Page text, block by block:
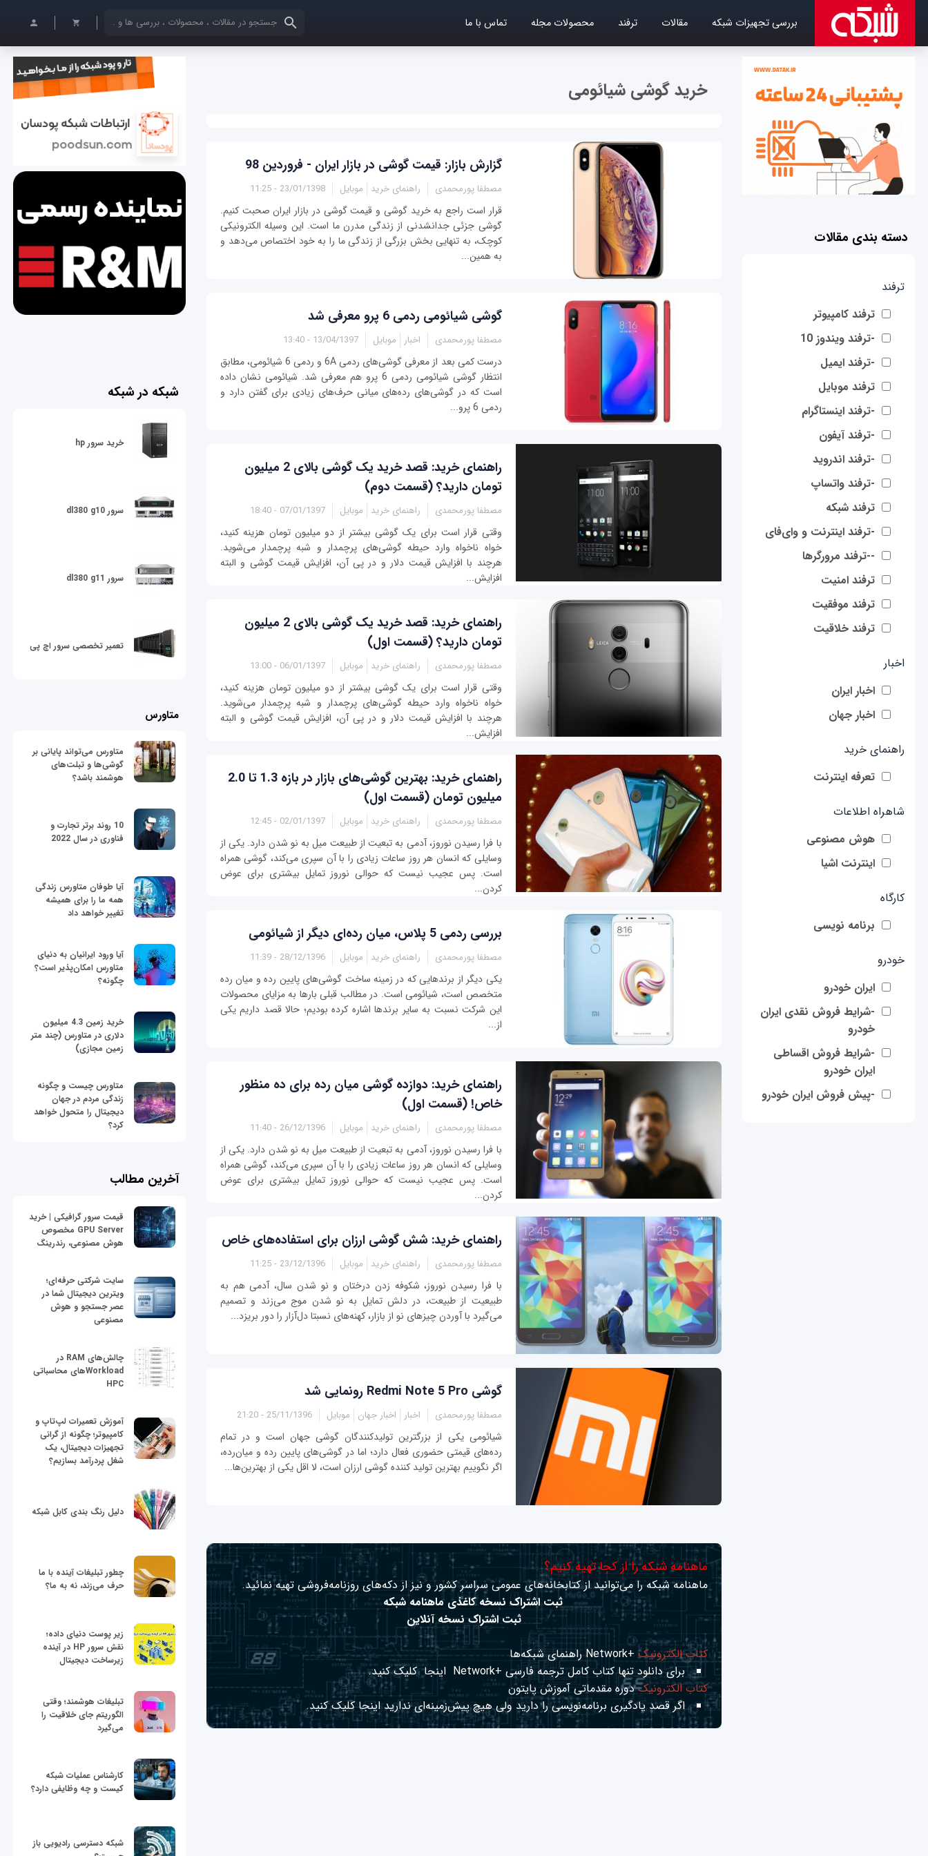
بررسی تجهیزات شبکه مقالات ترفند محصولات مجله تماس با ما کلمات کلیدی خود را وارد کنید
دسته بندی مقالات
ترفند
ترفند کامپیوتر
-ترفند ویندوز 10
-ترفند ایمیل
ترفند موبایل
-ترفند اینستاگرام
-ترفند آیفون
-ترفند اندروید
-ترفند واتساپ
ترفند شبکه
-ترفند اینترنت و وای‌فای
--ترفند مرورگرها
ترفند امنیت
ترفند موفقیت
ترفند خلاقیت
اخبار
اخبار ایران
اخبار جهان
راهنمای خرید
تعرفه اینترنت
شاهراه اطلاعات
هوش مصنوعی
اینترنت اشیا
کارگاه
برنامه نویسی
خودرو
ایران خودرو
-شرایط فروش نقدی ایران
خودرو
-شرایط فروش اقساطی
ایران خودرو
-پیش فروش ایران خودرو
خرید گوشی شیائومی
گزارش بازار: قیمت گوشی در بازار ایران - فروردین 98
مصطفا پورمحمدی راهنمای خرید موبایل 23/01/1398 - 11:25
قرار است راجع به خرید گوشی و قیمت گوشی در بازار ایران صحبت کنیم.
گوشی جزئی جدانشدنی از زندگی مدرن ما است. این وسیله الکترونیکی
کوچک، به تنهایی بخش بزرگی از زندگی ما را به خود اختصاص می‌دهد و
به همین...
گوشی شیائومی ردمی 6 پرو معرفی شد
مصطفا پورمحمدی اخبار موبایل 13/04/1397 - 13:40
درست کمی بعد از معرفی گوشی‌های ردمی 6A و ردمی 6 شیائومی، مطابق
انتظار گوشی شیائومی ردمی 6 پرو هم معرفی شد. شیائومی نشان داده
است که در گوشی‌های رده‌های میانی حرف‌های زیادی برای گفتن دارد و
ردمی 6 پرو...
راهنمای خرید: قصد خرید یک گوشی بالای 2 میلیون
تومان دارید؟ (قسمت دوم)
مصطفا پورمحمدی راهنمای خرید موبایل 07/01/1397 - 18:40
وقتی قرار است برای یک گوشی بیشتر از دو میلیون تومان هزینه کنید،
خواه ناخواه وارد حیطه گوشی‌های پرچمدار و شبه پرچمدار می‌شوید.
هرچند با افزایش قیمت دلار و در پی آن، افزایش قیمت گوشی و البته
افزایش...
راهنمای خرید: قصد خرید یک گوشی بالای 2 میلیون
تومان دارید؟ (قسمت اول)
مصطفا پورمحمدی راهنمای خرید موبایل 06/01/1397 - 13:00
وقتی قرار است برای یک گوشی بیشتر از دو میلیون تومان هزینه کنید،
خواه ناخواه وارد حیطه گوشی‌های پرچمدار و شبه پرچمدار می‌شوید.
هرچند با افزایش قیمت دلار و در پی آن، افزایش قیمت گوشی و البته
افزایش...
راهنمای خرید: بهترین گوشی‌های بازار در بازه 1.3 تا 2.0
میلیون تومان (قسمت اول)
مصطفا پورمحمدی راهنمای خرید موبایل 02/01/1397 - 12:45
با فرا رسیدن نوروز، آدمی به تبعیت از طبیعت میل به نو شدن دارد. یکی از
وسایلی که انسان هر روز ساعات زیادی را با آن سپری می‌کند، گوشی همراه
است. پس عجیب نیست که حوالی نوروز تمایل بیشتری برای عوض
کردن...
بررسی ردمی 5 پلاس، میان رده‌ای دیگر از شیائومی
مصطفا پورمحمدی راهنمای خرید موبایل 28/12/1396 - 11:39
یکی دیگر از برندهایی که در زمینه ساخت گوشی‌های پایین رده و میان رده
متخصص است، شیائومی است. در مطالب قبلی بارها به مزایای محصولات
این شرکت نسبت به سایر برندها اشاره کرده بودیم؛ حالا قصد داریم یکی
از...
راهنمای خرید: دوازده گوشی میان رده‌ برای ده منظور
خاص! (قسمت اول)
مصطفا پورمحمدی راهنمای خرید موبایل 26/12/1396 - 11:40
با فرا رسیدن نوروز، آدمی به تبعیت از طبیعت میل به نو شدن دارد. یکی از
وسایلی که انسان هر روز ساعات زیادی را با آن سپری می‌کند، گوشی همراه
است. پس عجیب نیست که حوالی نوروز تمایل بیشتری برای عوض
کردن...
راهنمای خرید: شش گوشی ارزان برای استفاده‌های خاص
مصطفا پورمحمدی راهنمای خرید موبایل 23/12/1396 - 11:25
با فرا رسیدن نوروز، شکوفه زدن درختان و نو شدن سال، آدمی هم به
طبیعیت از طبیعت، در دلش تمایل به نو شدن موج می‌زند و تصمیم
می‌گیرد با آوردن چیزهای نو از بازار، کهنه‌های نسبتا دل‌آزار را دور بریزد...
گوشی Redmi Note 5 Pro رونمایی شد
مصطفا پورمحمدی اخبار اخبار جهان موبایل 25/11/1396 - 21:20
شیائومی یکی از بزرگترین تولیدکنندگان گوشی جهان است و در تمام
رده‌های قیمتی حضوری فعال دارد؛ اما در گوشی‌های پایین رده و میان‌رده،
اگر نگوییم بهترین تولید کننده گوشی ارزان است، لا اقل یکی از بهترین‌ها...
ماهنامه شبکه را از کجا تهیه کنیم؟
ماهنامه شبکه را می‌توانید از کتابخانه‌های عمومی سراسر کشور و نیز از دکه‌های روزنامه‌فروشی تهیه نمائید.
ثبت اشتراک نسخه کاغذی ماهنامه شبکه
ثبت اشتراک نسخه آنلاین
کتاب الکترونیک +Network راهنمای شبکه‌ها
برای دانلود تنها کتاب کامل ترجمه فارسی +Network
اینجا کلیک کنید.
کتاب الکترونیکدوره مقدماتی آموزش پایتون
اگر قصد یادگیری برنامه‌نویسی را دارید ولی هیچ پیش‌زمینه‌ای نداریداینجا کلیک کنید.
شبکه در شبکه
خرید سرور hp
سرور dl380 g10
سرور dl380 g11
تعمیر تخصصی سرور اچ پی
متاورس
متاورس می‌تواند پایانی بر
گوشی‌ها و تبلت‌های
هوشمند باشد؟
10 روند برتر تجارت و
فناوری در سال 2022
آیا طوفان متاورس زندگی
همه ما را برای همیشه
تغییر خواهد داد
آیا ورود ایرانیان به دنیای
متاورس امکان‌پذیر است؟
چگونه؟
خرید زمین 4.3 میلیون
دلاری در متاورس (چند متر
زمین مجازی)
متاورس چیست و چگونه
زندگی مردم در جهان
دیجیتال را متحول خواهد
کرد؟
آخرین مطالب
قیمت سرور گرافیکی | خرید
GPU Server مخصوص
هوش مصنوعی، رندرینگ
سایت شرکتی حرفه‌ای؛
ویترین دیجیتال شما در
عصر جستجو و هوش
مصنوعی
چالش‌های RAM در
Workloadهای محاسباتی
HPC
آموزش تعمیرات لپ‌تاپ و
کامپیوتر؛ چگونه از گرانی
تجهیزات دیجیتال، یک
شغل پردرآمد بسازیم؟
دلیل رنگ بندی کابل شبکه
چطور تبلیغات آینده با ما
حرف می‌زند، نه به ما؟
زیر پوست دنیای داده؛
نقش سرور HP در آینده
زیرساخت دیجیتال
تبلیغات هوشمند؛ وقتی
الگوریتم جای خلاقیت را
می‌گیرد
کارشناس عملیات شبکه
کیست و چه وظایفی دارد؟
شبکه دسترسی رادیویی باز